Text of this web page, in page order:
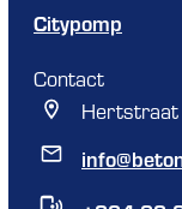
Citypomp
Contact
Hertstraat